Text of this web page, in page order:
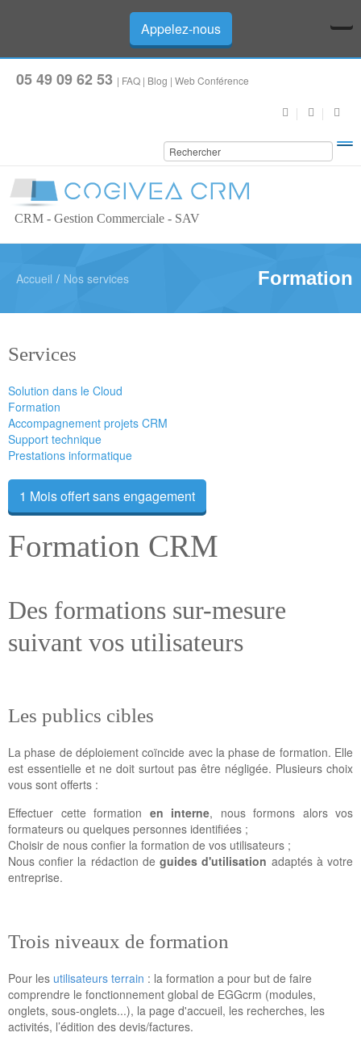
Appelez-nous
05 49 09 62 53 | FAQ | Blog | Web Conférence
CRM - Gestion Commerciale - SAV
Accueil / Nos services Formation
Services
Solution dans le Cloud
Formation
Accompagnement projets CRM
Support technique
Prestations informatique
1 Mois offert sans engagement
Formation CRM
Des formations sur-mesure
suivant vos utilisateurs
Les publics cibles
La phase de déploiement coïncide avec la phase de formation. Elle
est essentielle et ne doit surtout pas être négligée. Plusieurs choix
vous sont offerts :
Effectuer cette formation en interne, nous formons alors vos
formateurs ou quelques personnes identifiées ;
Choisir de nous confier la formation de vos utilisateurs ;
Nous confier la rédaction deguides d'utilisation adaptés à votre
entreprise.
Trois niveaux de formation
Pour les utilisateurs terrain : la formation a pour but de faire
comprendre le fonctionnement global de EGGcrm (modules,
onglets, sous-onglets...), la page d'accueil, les recherches, les
activités, l’édition des devis/factures.